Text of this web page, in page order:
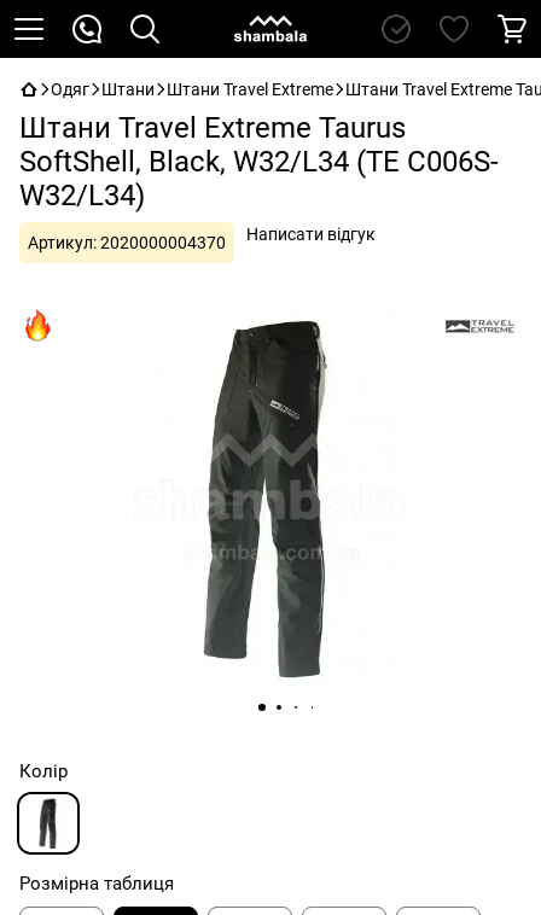
Одяг Штани Штани Travel Extreme Штани Travel Extreme
Штани Travel Extreme Taurus
SoftShell, Black, W32/L34 (TE C006S-
W32/L34)
Артикул:2020000004370 Написати відгук
Колір
Розмірна таблиця